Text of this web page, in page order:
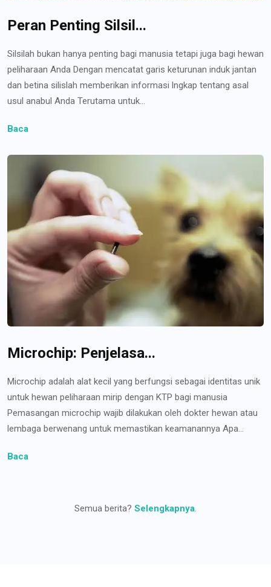
Peran Penting Silsil...
Silsilah bukan hanya penting bagi manusia tetapi juga bagi hewan
peliharaan Anda Dengan mencatat garis keturunan induk jantan
dan betina silislah memberikan informasi lngkap tentang asal
usul anabul Anda Terutama untuk...
Baca
Microchip: Penjelasa...
Microchip adalah alat kecil yang berfungsi sebagai identitas unik
untuk hewan peliharaan mirip dengan KTP bagi manusia
Pemasangan microchip wajib dilakukan oleh dokter hewan atau
lembaga berwenang untuk memastikan keamanannya Apa...
Baca
Semua berita? Selengkapnya